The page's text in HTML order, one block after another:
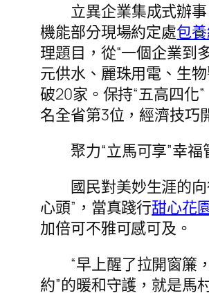
立異企業集成式辦
機能部分現場約定處包
理題目，從“一個企業到
元供水、麗珠用電、生
破20家。保持“五高四化
名全省第3位，經濟技巧
聚力“立馬可享”幸
國民對美妙生涯的
心頭”，當真踐行甜心花
加倍可不雅可感可及。
“早上醒了拉開窗簾
約”的暖和守護，就是馬